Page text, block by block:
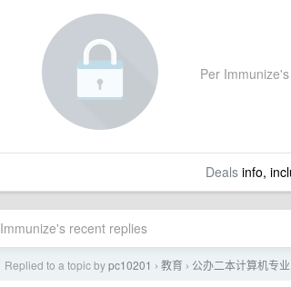
Per
Dealsinfo,
Immunize's recent replies
Replied to a topic bypc10201 › 教育 › 公办二本计算机专